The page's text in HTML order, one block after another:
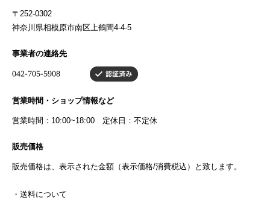
〒252-0302
神奈川県相模原市南区上鶴間4-4-5
事業者の連絡先
営業時間・ショップ情報など
営業時間：10:00~18:00 定休日：不定休
販売価格
販売価格は、表示された金額（表示価格/消費税込）と致します。
・送料について